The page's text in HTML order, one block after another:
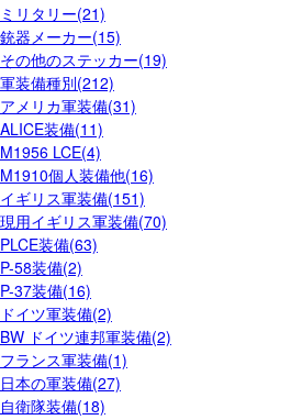
ミリタリー(21)
銃器メーカー(15)
その他のステッカー(19)
軍装備種別(212)
アメリカ軍装備(31)
ALICE装備(11)
M1956 LCE(4)
M1910個人装備他(16)
イギリス軍装備(151)
現用イギリス軍装備(70)
PLCE装備(63)
P-58装備(2)
P-37装備(16)
ドイツ軍装備(2)
BW ドイツ連邦軍装備(2)
フランス軍装備(1)
日本の軍装備(27)
自衛隊装備(18)